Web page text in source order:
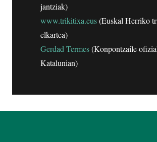
jantziak)
www.trikitixa.eus(Euskal Herriko
elkartea)
Gerdad Termes(Konpontzaile
Katalunian)